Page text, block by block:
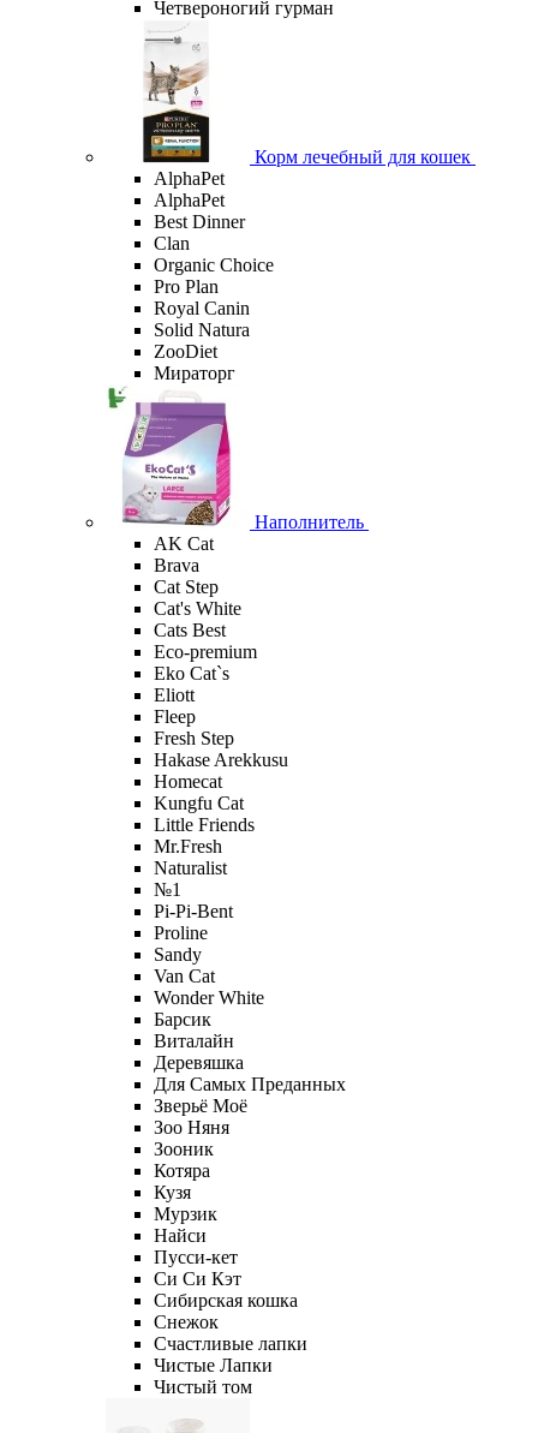
Четвероногий гурман
Корм лечебный для кошек
AlphaPet
AlphaPet
Best Dinner
Clan
Organic Сhoice
Pro Plan
Royal Canin
Solid Natura
ZooDiet
Мираторг
Наполнитель
AK Cat
Brava
Cat Step
Cat's White
Cats Best
Eco-premium
Eko Cat`s
Eliott
Fleep
Fresh Step
Hakase Arekkusu
Homecat
Kungfu Cat
Little Friends
Mr.Fresh
Naturalist
№1
Pi-Pi-Bent
Proline
Sandy
Van Cat
Wonder White
Барсик
Виталайн
Деревяшка
Для Самых Преданных
Зверьё Моё
Зоо Няня
Зооник
Котяра
Кузя
Мурзик
Найси
Пусси-кет
Си Си Кэт
Сибирская кошка
Снежок
Счастливые лапки
Чистые Лапки
Чистый том